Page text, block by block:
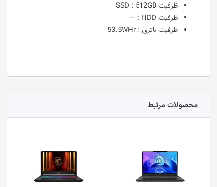
ظرفیت SSD :512GB
ظرفیت HDD :
—
ظرفیت باتری : 53.5WHr
محصولات مرتبط